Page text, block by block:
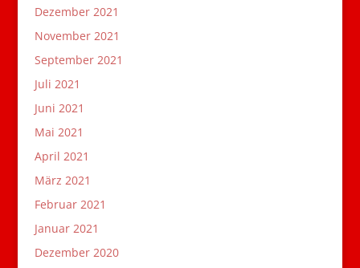
Dezember 2021
November 2021
September 2021
Juli 2021
Juni 2021
Mai 2021
April 2021
März 2021
Februar 2021
Januar 2021
Dezember 2020